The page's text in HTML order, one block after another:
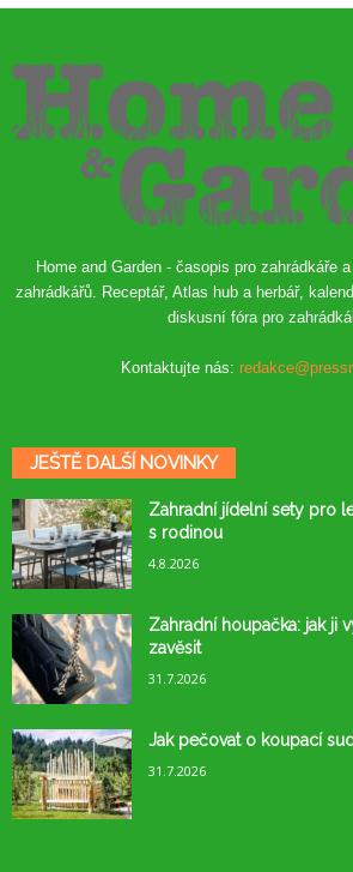
Home and Garden - časopis pro zahrádkáře
zahrádkářů. Receptář, Atlas hub a herbář,
diskusní fóra pro
Kontaktujte nás:
JEŠTĚ DALŠÍ NOVINKY
Zahradní jídelní sety pro
s rodinou
4.8.2026
Zahradní houpačka: jak ji
zavěsit
31.7.2026
Jak pečovat o koupací
31.7.2026